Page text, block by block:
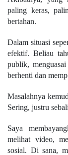
paling keras,
bertahan.
Dalam situasi
efektif. Beliau
publik,
berhenti dan
Masalahnya
Sering, justru
Saya
melihat video,
sosial. Di sana,